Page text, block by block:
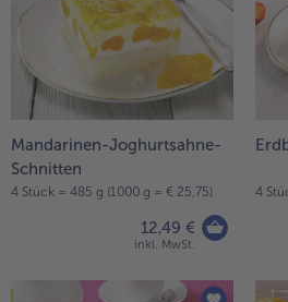
- 5 € beim Kauf von 7
Mandarinen-Joghurtsahne-
Schnitten
4 Stück = 485 g (1000 g = € 25,75)
12,49 €
inkl. MwSt.
4